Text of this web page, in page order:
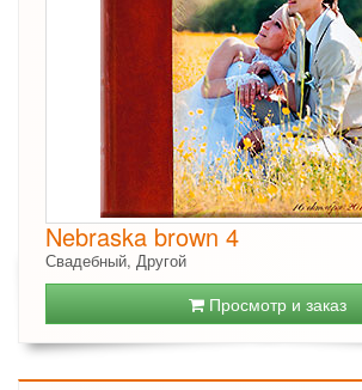
Nebraska brown 4
Свадебный, Другой
Просмотр и заказ